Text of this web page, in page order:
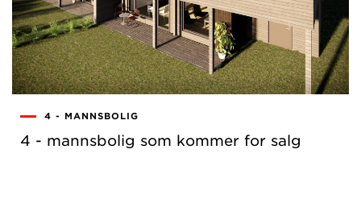
4 - MANNSBOLIG
4 - mannsbolig som kommer for salg